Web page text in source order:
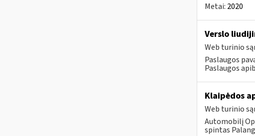
Metai: 2020
Verslo
Web turinio
Paslaugos
Paslaugos
Klaipėdos
Web turinio
Automobilį
spintas